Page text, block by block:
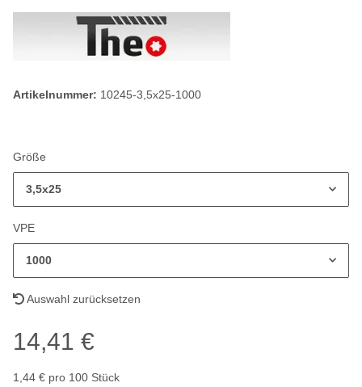
Artikelnummer: 10245-3,5x25-1000
Größe
3,5x25
VPE
1000
Auswahl zurücksetzen
14,41 €
1,44 € pro 100 Stück